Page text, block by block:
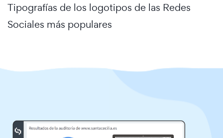
Tipografías de los logotipos de las Redes
Sociales más populares